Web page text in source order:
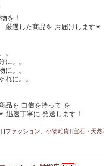
を！
厳選した商品を お届けします✴︎
。
に。。
に。。
れに。。
品を 自信を持って を
迅速丁寧に 発送します！
] [ファッション、小物雑貨] [宝石・天然